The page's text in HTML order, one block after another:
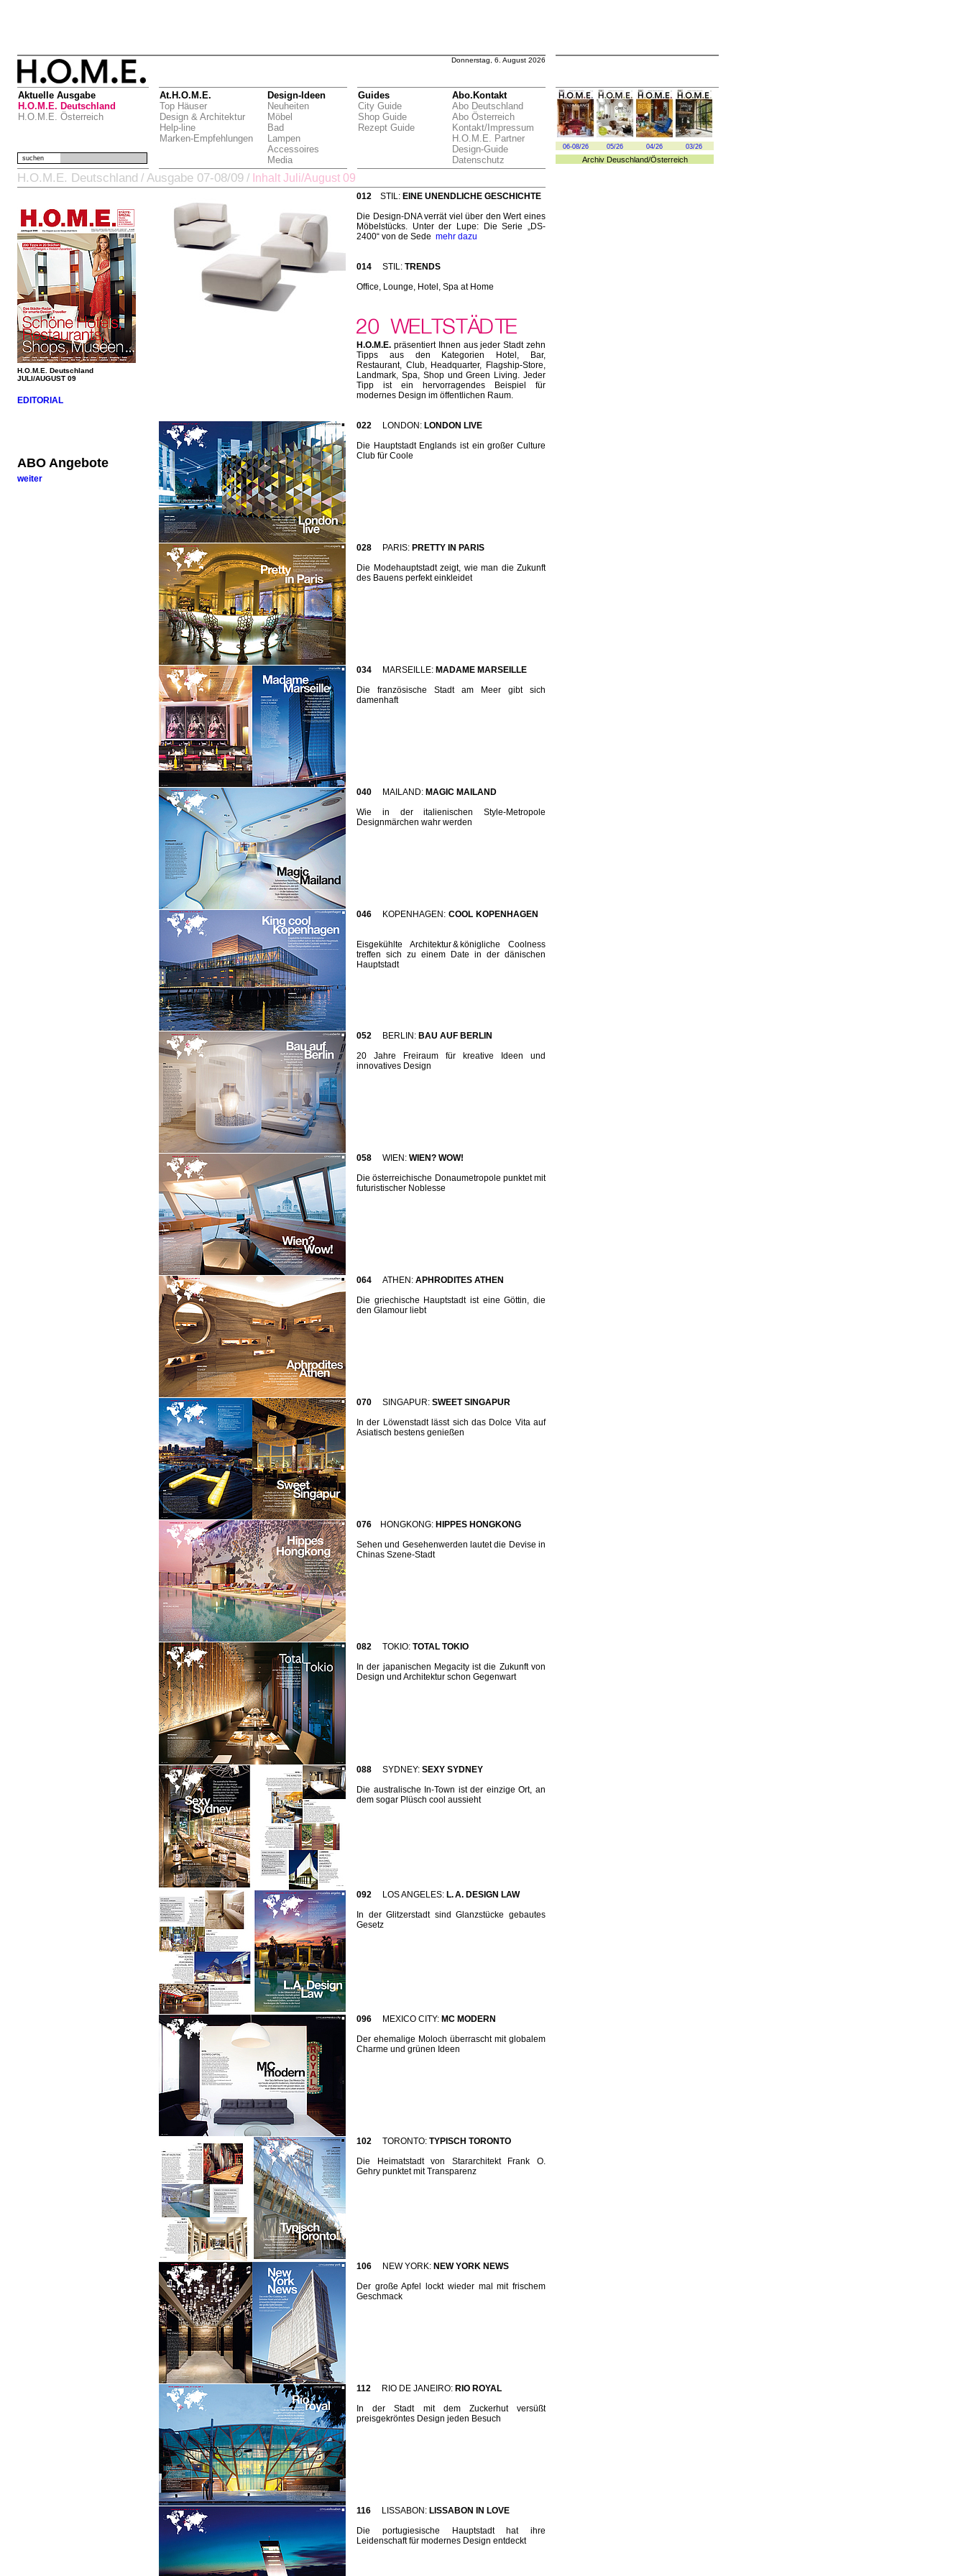
Donnerstag, 6. August 2026
Aktuelle Ausgabe
H.O.M.E. Deutschland
H.O.M.E. Österreich
At.H.O.M.E.
Top Häuser
Design & Architektur
Help-line
Marken-Empfehlungen
Design-Ideen
Neuheiten
Möbel
Bad
Lampen
Accessoires
Media
Guides
City Guide
Shop Guide
Rezept Guide
Abo.Kontakt
Abo Deutschland
Abo Österreich
Kontakt/Impressum
H.O.M.E. Partner
Design-Guide
Datenschutz
06-08/26 05/26 04/26 03/26
Archiv Deuschland/Österreich
suchen
H.O.M.E. Deutschland / Ausgabe 07-08/09 / Inhalt Juli/August 09
H.O.M.E. Deutschland
JULI/AUGUST 09
EDITORIAL
ABO Angebote
weiter
012 STIL: EINE UNENDLICHE GESCHICHTE
Die Design-DNA verrät viel über den Wert eines
Möbelstücks. Unter der Lupe: Die Serie „DS-
2400“ von de Sede mehr dazu
014 STIL: TRENDS
Office, Lounge, Hotel, Spa at Home
H.O.M.E. präsentiert Ihnen aus jeder Stadt zehn
Tipps aus den Kategorien Hotel, Bar,
Restaurant, Club, Headquarter, Flagship-Store,
Landmark, Spa, Shop und Green Living. Jeder
Tipp ist ein hervorragendes Beispiel für
modernes Design im öffentlichen Raum.
022 LONDON: LONDON LIVE
Die Hauptstadt Englands ist ein großer Culture
Club für Coole
028 PARIS: PRETTY IN PARIS
Die Modehauptstadt zeigt, wie man die Zukunft
des Bauens perfekt einkleidet
034 MARSEILLE: MADAME MARSEILLE
Die französische Stadt am Meer gibt sich
damenhaft
040 MAILAND: MAGIC MAILAND
Wie in der italienischen Style-Metropole
Designmärchen wahr werden
046 KOPENHAGEN: COOL KOPENHAGEN
Eisgekühlte Architektur & königliche Coolness
treffen sich zu einem Date in der dänischen
Hauptstadt
052 BERLIN: BAU AUF BERLIN
20 Jahre Freiraum für kreative Ideen und
innovatives Design
058 WIEN: WIEN? WOW!
Die österreichische Donaumetropole punktet mit
futuristischer Noblesse
064 ATHEN: APHRODITES ATHEN
Die griechische Hauptstadt ist eine Göttin, die
den Glamour liebt
070 SINGAPUR: SWEET SINGAPUR
In der Löwenstadt lässt sich das Dolce Vita auf
Asiatisch bestens genießen
076 HONGKONG: HIPPES HONGKONG
Sehen und Gesehenwerden lautet die Devise in
Chinas Szene-Stadt
082 TOKIO: TOTAL TOKIO
In der japanischen Megacity ist die Zukunft von
Design und Architektur schon Gegenwart
088 SYDNEY: SEXY SYDNEY
Die australische In-Town ist der einzige Ort, an
dem sogar Plüsch cool aussieht
092 LOS ANGELES: L. A. DESIGN LAW
In der Glitzerstadt sind Glanzstücke gebautes
Gesetz
096 MEXICO CITY: MC MODERN
Der ehemalige Moloch überrascht mit globalem
Charme und grünen Ideen
102 TORONTO: TYPISCH TORONTO
Die Heimatstadt von Stararchitekt Frank O.
Gehry punktet mit Transparenz
106 NEW YORK: NEW YORK NEWS
Der große Apfel lockt wieder mal mit frischem
Geschmack
112 RIO DE JANEIRO: RIO ROYAL
In der Stadt mit dem Zuckerhut versüßt
preisgekröntes Design jeden Besuch
116 LISSABON: LISSABON IN LOVE
Die portugiesische Hauptstadt hat ihre
Leidenschaft für modernes Design entdeckt